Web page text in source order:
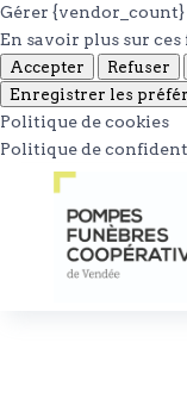
Gérer
En savoir plus sur
Accepter
Refuser
Enregistrer les
Politique de cookies
Politique de